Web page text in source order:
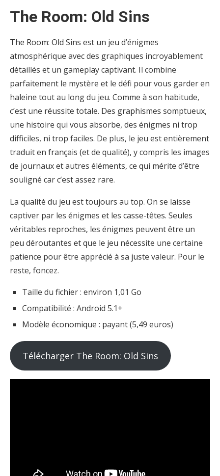
The Room: Old Sins
The Room: Old Sins est un jeu d’énigmes
atmosphérique avec des graphiques incroyablement
détaillés et un gameplay captivant. Il combine
parfaitement le mystère et le défi pour vous garder en
haleine tout au long du jeu. Comme à son habitude,
c’est une réussite totale. Des graphismes somptueux,
une histoire qui vous absorbe, des énigmes ni trop
difficiles, ni trop faciles. De plus, le jeu est entièrement
traduit en français (et de qualité), y compris les images
de journaux et autres éléments, ce qui mérite d’être
souligné car c’est assez rare.
La qualité du jeu est toujours au top. On se laisse
captiver par les énigmes et les casse-têtes. Seules
véritables reproches, les énigmes peuvent être un
peu déroutantes et que le jeu nécessite une certaine
patience pour être apprécié à sa juste valeur. Pour le
reste, foncez.
Taille du fichier : environ 1,01 Go
Compatibilité : Android 5.1+
Modèle économique : payant (5,49 euros)
Télécharger The Room: Old Sins